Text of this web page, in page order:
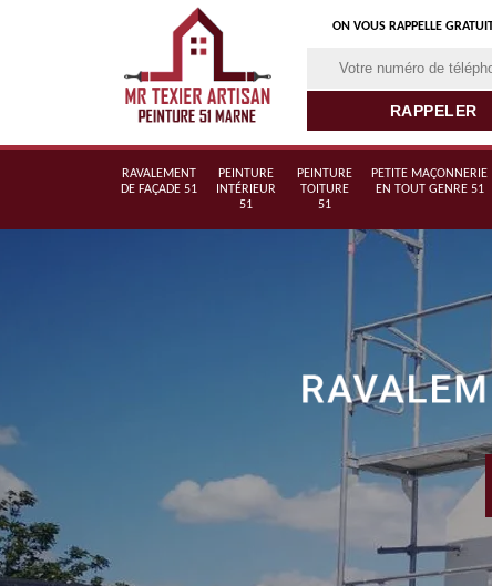
ON VOUS RAPPELLE
RAVALEMENT
DE FAÇADE 51
PEINTURE
INTÉRIEUR
51
PEINTURE
TOITURE
51
PETITE MAÇONNERIE
EN TOUT GENRE 51